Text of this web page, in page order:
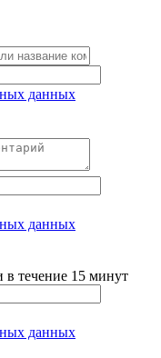
данных
данных
в течение 15 минут
данных